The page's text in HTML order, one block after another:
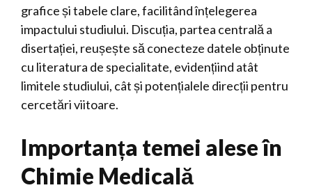
grafice și tabele clare, facilitând înțelegerea
impactului studiului. Discuția, partea centrală a
disertației, reușește să conecteze datele obținute
cu literatura de specialitate, evidențiind atât
limitele studiului, cât și potențialele direcții pentru
cercetări viitoare.
Importanța temei alese în
Chimie Medicală